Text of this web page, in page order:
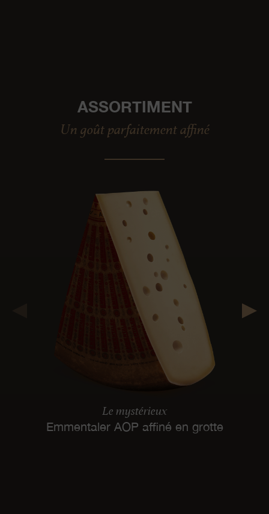
ASSORTIMENT
Un goût parfaitement affiné
Le mystérieux
Emmentaler AOP affiné en grotte